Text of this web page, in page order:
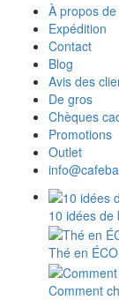
À propos
Expédition
Contact
Blog
Avis des
De gros
Chèques
Promotions
Outlet
10 idées de
Thé en
Comment